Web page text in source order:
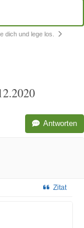
dich und lege los.
Antworten
Zitat